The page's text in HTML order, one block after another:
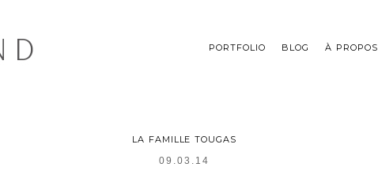
PORTFOLIO BLOG À PROPOS
LA FAMILLE TOUGAS
09.03.14